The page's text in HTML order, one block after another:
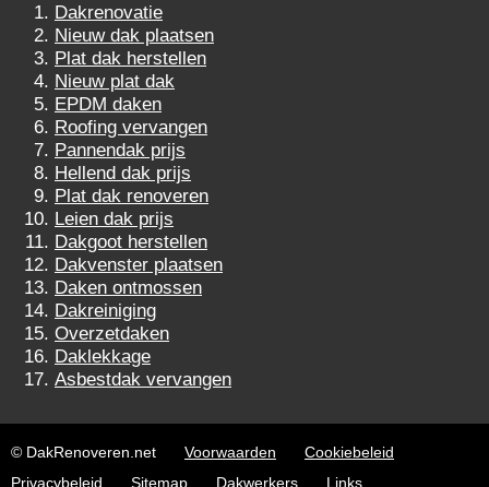
Dakrenovatie
Nieuw dak plaatsen
Plat dak herstellen
Nieuw plat dak
EPDM daken
Roofing vervangen
Pannendak prijs
Hellend dak prijs
Plat dak renoveren
Leien dak prijs
Dakgoot herstellen
Dakvenster plaatsen
Daken ontmossen
Dakreiniging
Overzetdaken
Daklekkage
Asbestdak vervangen
© DakRenoveren.net Voorwaarden
Cookiebeleid
Privacybeleid
Sitemap Dakwerkers
Links